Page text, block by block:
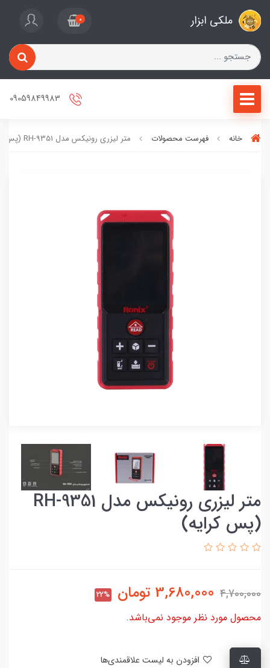
ملکی ابزار 0
خانه فهرست محصولات متر لیزری رونیکس مدل RH-9351 (پس کرایه)
متر لیزری رونیکس مدل RH-9351
(پس کرایه)
4,700,000
3,680,000 تومان 22%
محصول مورد نظر موجود نمی‌باشد.